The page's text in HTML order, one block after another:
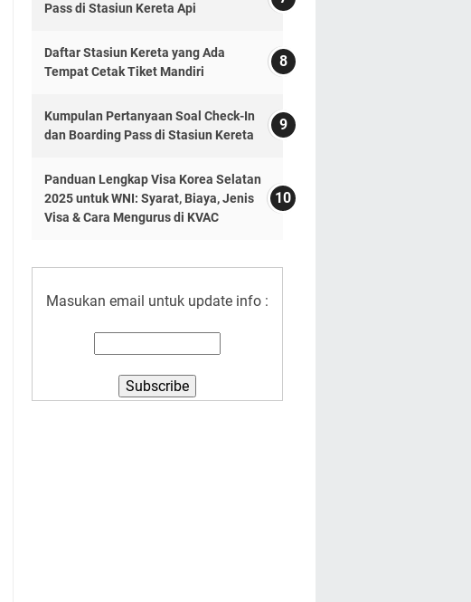
Pass di Stasiun Kereta Api
Daftar Stasiun Kereta yang Ada
Tempat Cetak Tiket Mandiri
Kumpulan Pertanyaan Soal Check-In
dan Boarding Pass di Stasiun Kereta
Panduan Lengkap Visa Korea Selatan
2025 untuk WNI: Syarat, Biaya, Jenis
Visa & Cara Mengurus di KVAC
Masukan email untuk update info :